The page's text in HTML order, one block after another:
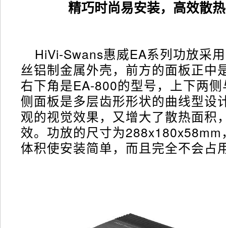
精巧时尚易安装，高效散
HiVi-Swans惠威EA系列功放采
丝铝制金属外壳，前方的面板正中
右下角是EA-800的型号，上下两
侧面板是多层齿形形状的曲线型设
观的视觉效果，又增大了散热面积
效。功放的尺寸为288x180x58mm
体积使安装简单，而且完全不会占